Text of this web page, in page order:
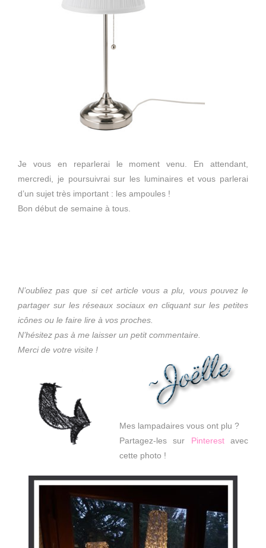
Je vous en reparlerai le moment venu. En attendant,
mercredi, je poursuivrai sur les luminaires et vous parlerai
d’un sujet très important : les ampoules !
Bon début de semaine à tous.
N’oubliez pas que si cet article vous a plu, vous pouvez le
partager sur les réseaux sociaux en cliquant sur les petites
icônes ou le faire lire à vos proches.
N’hésitez pas à me laisser un petit commentaire.
Merci de votre visite !
Mes lampadaires vous ont plu ?
Partagez-les sur Pinterestavec
cette photo !